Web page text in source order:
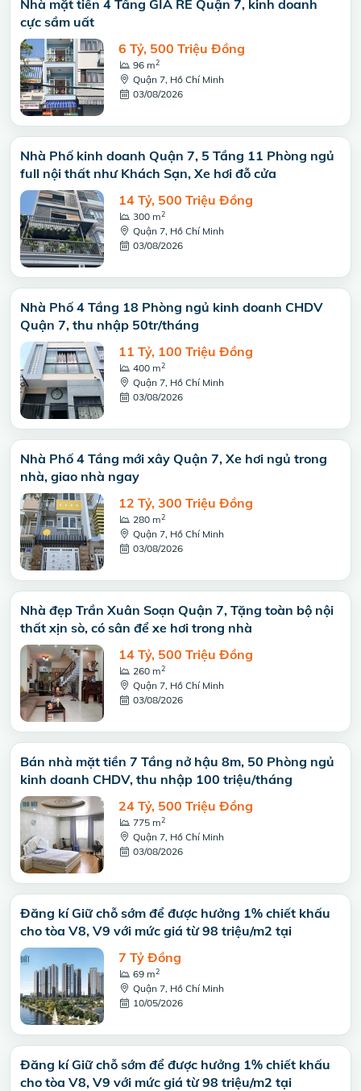
Nhà mặt tiền 4 Tầng GIÁ RÈ Quận 7, kinh doanh
cực sầm uất
6 Tỷ, 500 Triệu Đồng
96 m2
Quận 7, Hồ Chí Minh
03/08/2026
Nhà Phố kinh doanh Quận 7, 5 Tầng 11 Phòng ngủ
full nội thất như Khách Sạn, Xe hơi đỗ cửa
14 Tỷ, 500 Triệu Đồng
300 m2
Quận 7, Hồ Chí Minh
03/08/2026
Nhà Phố 4 Tầng 18 Phòng ngủ kinh doanh CHDV
Quận 7, thu nhập 50tr/tháng
11 Tỷ, 100 Triệu Đồng
400 m2
Quận 7, Hồ Chí Minh
03/08/2026
Nhà Phố 4 Tầng mới xây Quận 7, Xe hơi ngủ trong
nhà, giao nhà ngay
12 Tỷ, 300 Triệu Đồng
280 m2
Quận 7, Hồ Chí Minh
03/08/2026
Nhà đẹp Trần Xuân Soạn Quận 7, Tặng toàn bộ nội
thất xịn sò, có sân để xe hơi trong nhà
14 Tỷ, 500 Triệu Đồng
260 m2
Quận 7, Hồ Chí Minh
03/08/2026
Bán nhà mặt tiền 7 Tầng nở hậu 8m, 50 Phòng ngủ
kinh doanh CHDV, thu nhập 100 triệu/tháng
24 Tỷ, 500 Triệu Đồng
775 m2
Quận 7, Hồ Chí Minh
03/08/2026
Đăng kí Giữ chỗ sớm để được hưởng 1% chiết khấu
cho tòa V8, V9 với mức giá từ 98 triệu/m2 tại
7 Tỷ Đồng
69 m2
Quận 7, Hồ Chí Minh
10/05/2026
Đăng kí Giữ chỗ sớm để được hưởng 1% chiết khấu
cho tòa V8, V9 với mức giá từ 98 triệu/m2 tại